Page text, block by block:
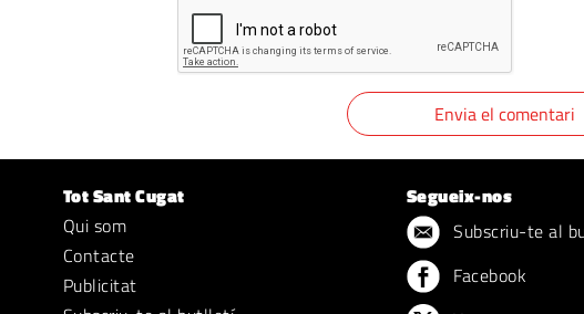
Tot Sant Cugat
Qui som
Contacte
Publicitat
Segueix-nos
Subscriu-te al
Facebook